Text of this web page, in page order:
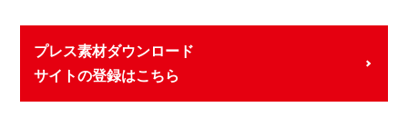
プレス素材ダウンロード
サイトの登録はこちら